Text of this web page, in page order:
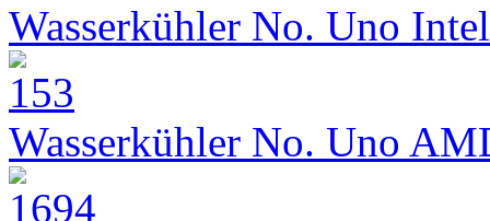
Wasserkühler No. Uno Intel
Wasserkühler No. Uno